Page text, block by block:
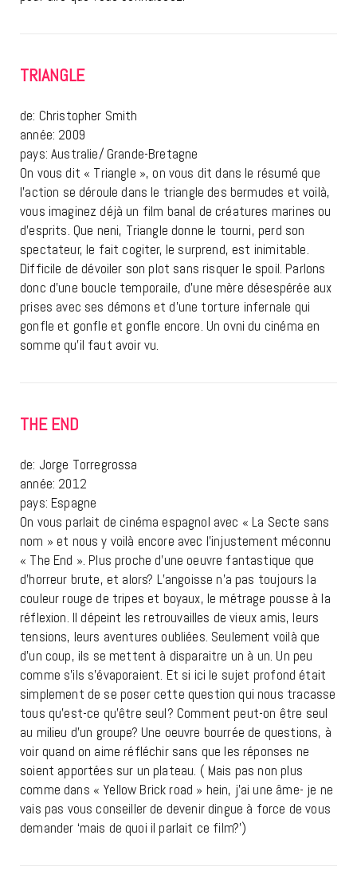
TRIANGLE
de: Christopher Smith
année: 2009
pays: Australie/ Grande-Bretagne
On vous dit « Triangle », on vous dit dans le résumé que
l’action se déroule dans le triangle des bermudes et voilà,
vous imaginez déjà un film banal de créatures marines ou
d’esprits. Que neni, Triangle donne le tourni, perd son
spectateur, le fait cogiter, le surprend, est inimitable.
Difficile de dévoiler son plot sans risquer le spoil. Parlons
donc d’une boucle temporaile, d’une mère désespérée aux
prises avec ses démons et d’une torture infernale qui
gonfle et gonfle et gonfle encore. Un ovni du cinéma en
somme qu’il faut avoir vu.
THE END
de: Jorge Torregrossa
année: 2012
pays: Espagne
On vous parlait de cinéma espagnol avec « La Secte sans
nom » et nous y voilà encore avec l’injustement méconnu
« The End ». Plus proche d’une oeuvre fantastique que
d’horreur brute, et alors? L’angoisse n’a pas toujours la
couleur rouge de tripes et boyaux, le métrage pousse à la
réflexion. Il dépeint les retrouvailles de vieux amis, leurs
tensions, leurs aventures oubliées. Seulement voilà que
d’un coup, ils se mettent à disparaitre un à un. Un peu
comme s’ils s’évaporaient. Et si ici le sujet profond était
simplement de se poser cette question qui nous tracasse
tous qu’est-ce qu’être seul? Comment peut-on être seul
au milieu d’un groupe? Une oeuvre bourrée de questions, à
voir quand on aime réfléchir sans que les réponses ne
soient apportées sur un plateau. ( Mais pas non plus
comme dans « Yellow Brick road » hein, j’ai une âme- je ne
vais pas vous conseiller de devenir dingue à force de vous
demander ‘mais de quoi il parlait ce film?’)